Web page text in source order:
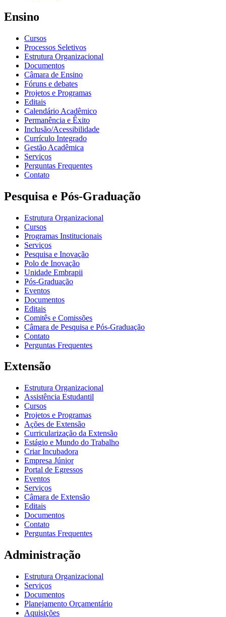
Ensino
Cursos
Processos Seletivos
Estrutura Organizacional
Documentos
Câmara de Ensino
Fóruns e debates
Projetos e Programas
Editais
Calendário Acadêmico
Permanência e Êxito
Inclusão/Acessibilidade
Currículo Integrado
Gestão Acadêmica
Serviços
Perguntas Frequentes
Contato
Pesquisa e Pós-Graduação
Estrutura Organizacional
Cursos
Programas Institucionais
Serviços
Pesquisa e Inovação
Polo de Inovação
Unidade Embrapii
Pós-Graduação
Eventos
Documentos
Editais
Comitês e Comissões
Câmara de Pesquisa e Pós-Graduação
Contato
Perguntas Frequentes
Extensão
Estrutura Organizacional
Assistência Estudantil
Cursos
Projetos e Programas
Ações de Extensão
Curricularização da Extensão
Estágio e Mundo do Trabalho
Criar Incubadora
Empresa Júnior
Portal de Egressos
Eventos
Serviços
Câmara de Extensão
Editais
Documentos
Contato
Perguntas Frequentes
Administração
Estrutura Organizacional
Serviços
Documentos
Planejamento Orçamentário
Aquisições